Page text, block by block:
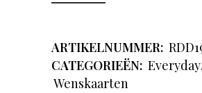
ARTIKELNUMMER:
CATEGORIEËN: Everyday
Wenskaarten